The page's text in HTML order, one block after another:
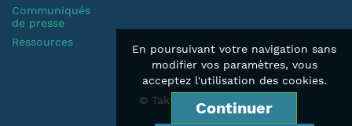
Communiqués
de presse
Ressources
© Taktik 2019
En poursuivant votre navigation sans
modifier vos paramètres, vous
acceptez l'utilisation des cookies.
Continuer